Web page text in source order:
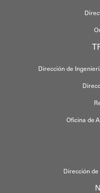
Dirección de
Oficina de
Dirección